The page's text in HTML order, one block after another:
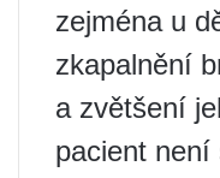
zejména u
zkapalnění
a zvětšení
pacient není